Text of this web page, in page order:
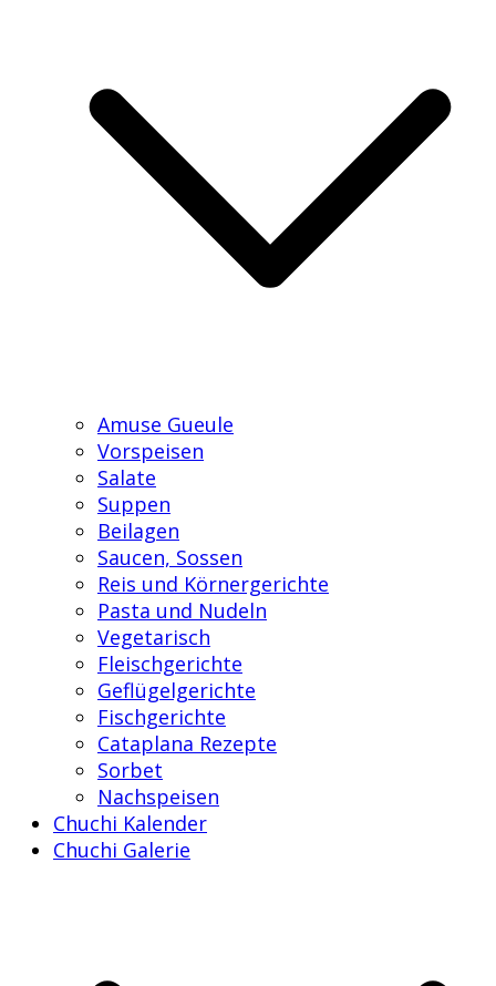
Amuse Gueule
Vorspeisen
Salate
Suppen
Beilagen
Saucen, Sossen
Reis und Körnergerichte
Pasta und Nudeln
Vegetarisch
Fleischgerichte
Geflügelgerichte
Fischgerichte
Cataplana Rezepte
Sorbet
Nachspeisen
Chuchi Kalender
Chuchi Galerie